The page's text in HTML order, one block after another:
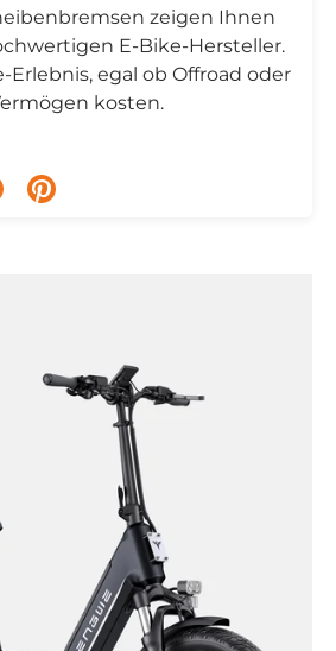
zeigen Ihnen
E-Bike-Hersteller.
Erlebnis, egal ob Offroad oder
kosten.